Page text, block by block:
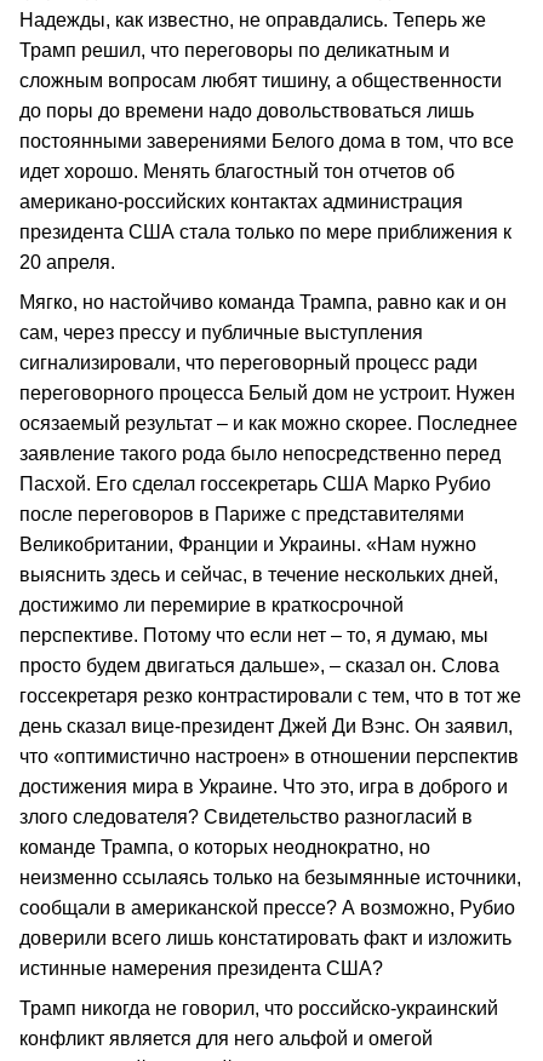
Надежды, как известно, не оправдались. Теперь же
Трамп решил, что переговоры по деликатным и
сложным вопросам любят тишину, а общественности
до поры до времени надо довольствоваться лишь
постоянными заверениями Белого дома в том, что все
идет хорошо. Менять благостный тон отчетов об
американо-российских контактах администрация
президента США стала только по мере приближения к
20 апреля.
Мягко, но настойчиво команда Трампа, равно как и он
сам, через прессу и публичные выступления
сигнализировали, что переговорный процесс ради
переговорного процесса Белый дом не устроит. Нужен
осязаемый результат – и как можно скорее. Последнее
заявление такого рода было непосредственно перед
Пасхой. Его сделал госсекретарь США Марко Рубио
после переговоров в Париже с представителями
Великобритании, Франции и Украины. «Нам нужно
выяснить здесь и сейчас, в течение нескольких дней,
достижимо ли перемирие в краткосрочной
перспективе. Потому что если нет – то, я думаю, мы
просто будем двигаться дальше», – сказал он. Слова
госсекретаря резко контрастировали с тем, что в тот же
день сказал вице-президент Джей Ди Вэнс. Он заявил,
что «оптимистично настроен» в отношении перспектив
достижения мира в Украине. Что это, игра в доброго и
злого следователя? Свидетельство разногласий в
команде Трампа, о которых неоднократно, но
неизменно ссылаясь только на безымянные источники,
сообщали в американской прессе? А возможно, Рубио
доверили всего лишь констатировать факт и изложить
истинные намерения президента США?
Трамп никогда не говорил, что российско-украинский
конфликт является для него альфой и омегой